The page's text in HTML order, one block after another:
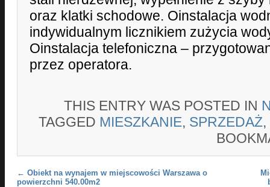
oraz klatki schodowe. Oinstalacja
indywidualnym licznikiem zużycia
Oinstalacja telefoniczna –
przez operatora.
THIS ENTRY WAS POSTED IN
TAGGED MIESZKANIE, SPRZEDAŻ,
Post navigation
← Obiekt na wynajem w miejscowości Warszawa o
powierzchni 540.00m2